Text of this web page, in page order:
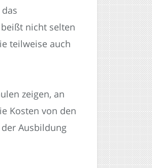
nicht selten
teilweise auch
zeigen, an
Kosten von den
Ausbildung